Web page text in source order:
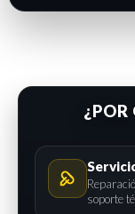
¿POR
soporte